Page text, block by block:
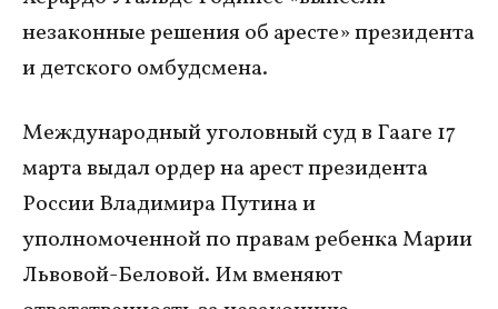
незаконные решения об аресте» президента
и детского омбудсмена.
Международный уголовный суд в Гааге 17
марта выдал ордер на арест президента
России Владимира Путина и
уполномоченной по правам ребенка Марии
Львовой-Беловой. Им вменяют